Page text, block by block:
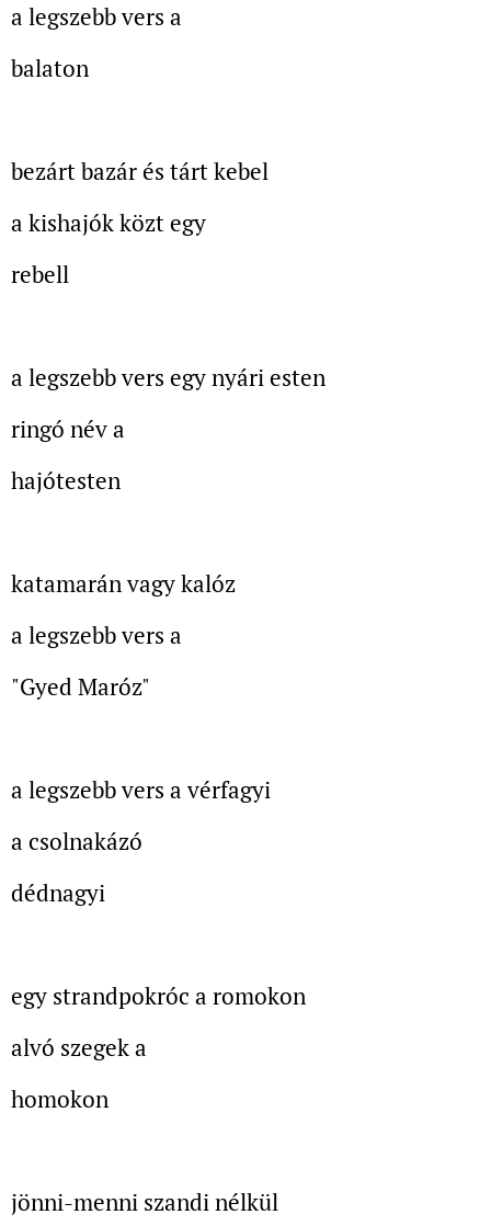
a legszebb vers a
balaton
bezárt bazár és tárt kebel
a kishajók közt egy
rebell
a legszebb vers egy nyári esten
ringó név a
hajótesten
katamarán vagy kalóz
a legszebb vers a
"Gyed Maróz"
a legszebb vers a vérfagyi
a csolnakázó
dédnagyi
egy strandpokróc a romokon
alvó szegek a
homokon
jönni-menni szandi nélkül